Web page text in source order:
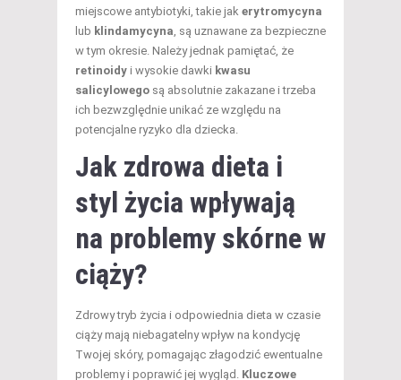
miejscowe antybiotyki, takie jak erytromycyna
lub klindamycyna, są uznawane za bezpieczne
w tym okresie. Należy jednak pamiętać, że
retinoidy i wysokie dawki kwasu
salicylowego są absolutnie zakazane i trzeba
ich bezwzględnie unikać ze względu na
potencjalne ryzyko dla dziecka.
Jak zdrowa dieta i
styl życia wpływają
na problemy skórne w
ciąży?
Zdrowy tryb życia i odpowiednia dieta w czasie
ciąży mają niebagatelny wpływ na kondycję
Twojej skóry, pomagając złagodzić ewentualne
problemy i poprawić jej wygląd. Kluczowe